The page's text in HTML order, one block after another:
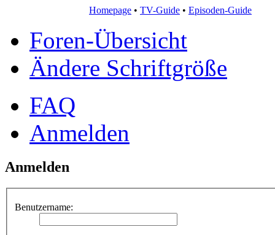
Homepage • TV-Guide • Episoden-Guide
Foren-Übersicht
Ändere Schriftgröße
FAQ
Anmelden
Anmelden
Benutzername: